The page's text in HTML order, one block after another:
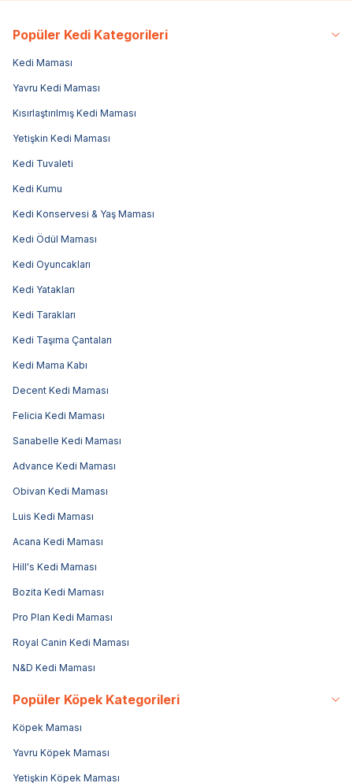
Popüler Kedi Kategorileri
Kedi Maması
Yavru Kedi Maması
Kısırlaştırılmış Kedi Maması
Yetişkin Kedi Maması
Kedi Tuvaleti
Kedi Kumu
Kedi Konservesi & Yaş Maması
Kedi Ödül Maması
Kedi Oyuncakları
Kedi Yatakları
Kedi Tarakları
Kedi Taşıma Çantaları
Kedi Mama Kabı
Decent Kedi Maması
Felicia Kedi Maması
Sanabelle Kedi Maması
Advance Kedi Maması
Obivan Kedi Maması
Luis Kedi Maması
Acana Kedi Maması
Hill's Kedi Maması
Bozita Kedi Maması
Pro Plan Kedi Maması
Royal Canin Kedi Maması
N&D Kedi Maması
Popüler Köpek Kategorileri
Köpek Maması
Yavru Köpek Maması
Yetişkin Köpek Maması